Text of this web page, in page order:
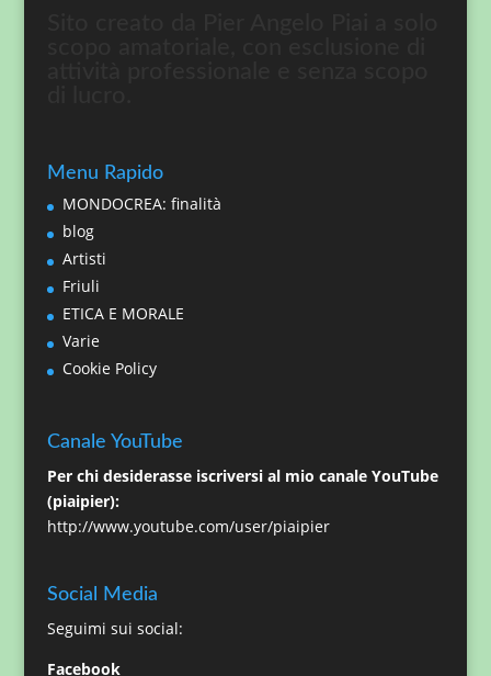
Menu Rapido
MONDOCREA: finalità
blog
Artisti
Friuli
ETICA E MORALE
Varie
Cookie Policy
Canale YouTube
Per chi desiderasse iscriversi al mio canale YouTube
(piaipier):
http://www.youtube.com/user/piaipier
Social Media
Seguimi sui social:
Facebook